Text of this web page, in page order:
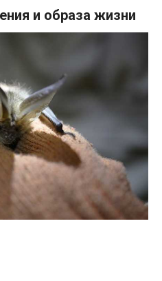
и образа жизни